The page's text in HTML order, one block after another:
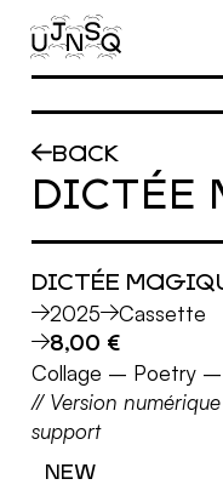
Aller au contenu principal
BACK
DICTÉE
DICTÉE
2025
Cassette
8,00 €
Collage – Poetry
// Version
support
NEW